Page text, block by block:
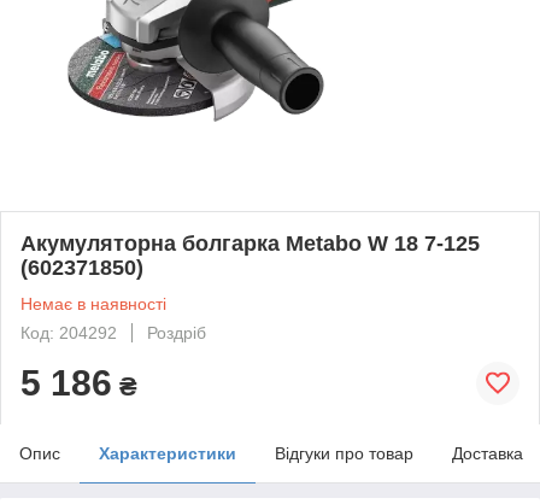
Акумуляторна болгарка Metabo W 18 7-125
(602371850)
Немає в наявності
Код: 204292
Роздріб
5 186 ₴
Опис Характеристики Відгуки про товар Доставка